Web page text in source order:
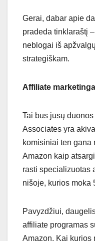
Gerai, dabar apie
pradeda tinklaraštį
neblogai iš
strategiškam.
Affiliate
Tai bus jūsų
Associates yra
komisiniai ten gana
Amazon kaip
rasti specializuotas
nišoje, kurios moka
Pavyzdžiui,
affiliate programas
Amazon. Kai kurios